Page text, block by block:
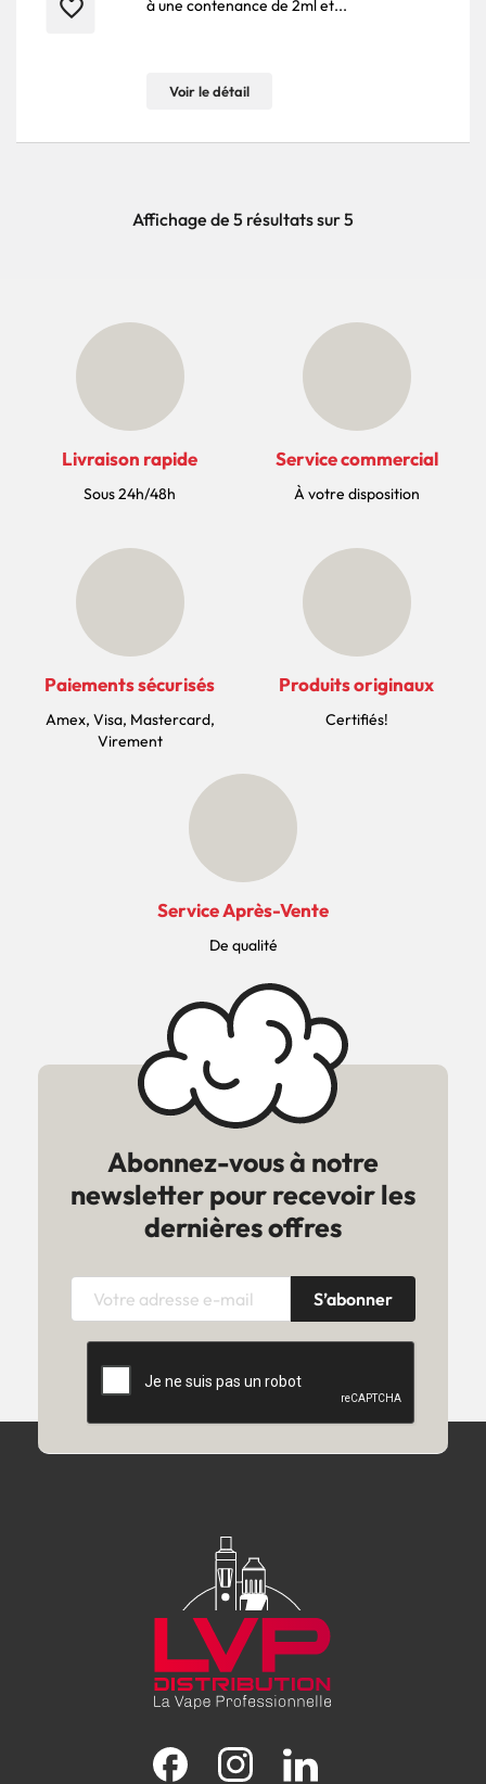
favorite_border à une contenance de 2ml et...
Voir le détail
Affichage de 5 résultats sur 5
Livraison rapide
Sous 24h/48h
Service commercial
À votre disposition
Paiements sécurisés
Amex, Visa, Mastercard,
Virement
Produits originaux
Certifiés!
Service Après-Vente
De qualité
Abonnez-vous à notre
newsletter pour recevoir les
dernières offres
Facebook Instagram